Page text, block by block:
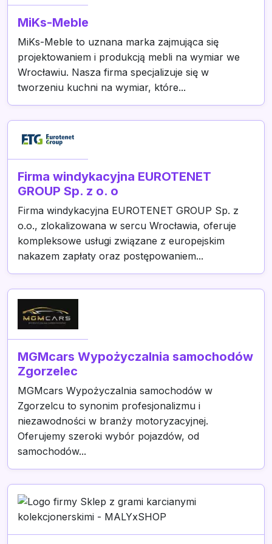
MiKs-Meble
MiKs-Meble to uznana marka zajmująca się
projektowaniem i produkcją mebli na wymiar we
Wrocławiu. Nasza firma specjalizuje się w
tworzeniu kuchni na wymiar, które...
Firma windykacyjna EUROTENET
GROUP Sp. z o. o
Firma windykacyjna EUROTENET GROUP Sp. z
o.o., zlokalizowana w sercu Wrocławia, oferuje
kompleksowe usługi związane z europejskim
nakazem zapłaty oraz postępowaniem...
MGMcars Wypożyczalnia samochodów
Zgorzelec
MGMcars Wypożyczalnia samochodów w
Zgorzelcu to synonim profesjonalizmu i
niezawodności w branży motoryzacyjnej.
Oferujemy szeroki wybór pojazdów, od
samochodów...